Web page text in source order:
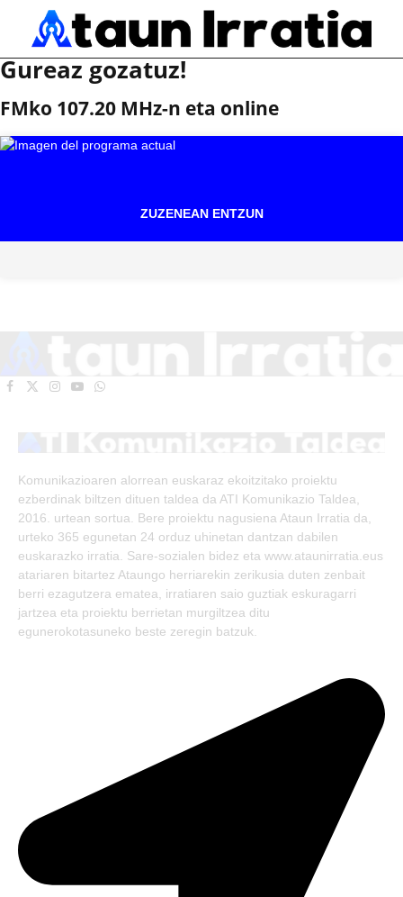
Gureaz gozatuz!
FMko 107.20 MHz-n eta online
ZUZENEAN ENTZUN
Facebook
X
Instagram
YouTubeWhatsApp
Komunikazioaren alorrean euskaraz ekoitzitako proiektu
ezberdinak biltzen dituen taldea da ATI Komunikazio Taldea,
2016. urtean sortua. Bere proiektu nagusiena Ataun Irratia da,
urteko 365 egunetan 24 orduz uhinetan dantzan dabilen
euskarazko irratia. Sare-sozialen bidez eta www.ataunirratia.eus
atariaren bitartez Ataungo herriarekin zerikusia duten zenbait
berri ezagutzera ematea, irratiaren saio guztiak eskuragarri
jartzea eta proiektu berrietan murgiltzea ditu
egunerokotasuneko beste zeregin batzuk.